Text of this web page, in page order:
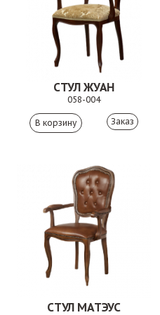
СТУЛ ЖУАН
058-004
Заказ
СТУЛ МАТЭУС